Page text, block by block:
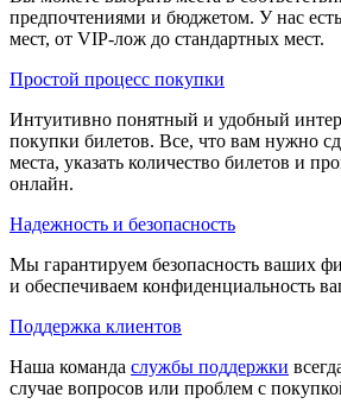
предпочтениями и бюджетом. У нас
мест, от VIP-лож до стандартных мест.
Простой процесс покупки
Интуитивно понятный и удобный
покупки билетов. Все, что вам нужно
места, указать количество билетов и
онлайн.
Надежность и безопасность
Мы гарантируем безопасность ваших
и обеспечиваем конфиденциальность
Поддержка клиентов
Наша команда службы поддержки
случае вопросов или проблем с